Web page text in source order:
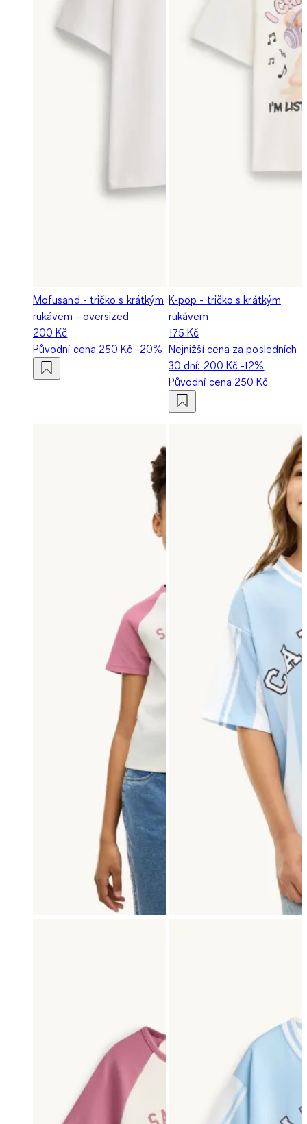
Mofusand - tričko s krátkým
rukávem - oversized
200 Kč
Původní cena 250 Kč -20%
K-pop - tričko s krátkým
rukávem
175 Kč
Nejnižší cena za posledních
30 dní: 200 Kč -12%
Původní cena 250 Kč